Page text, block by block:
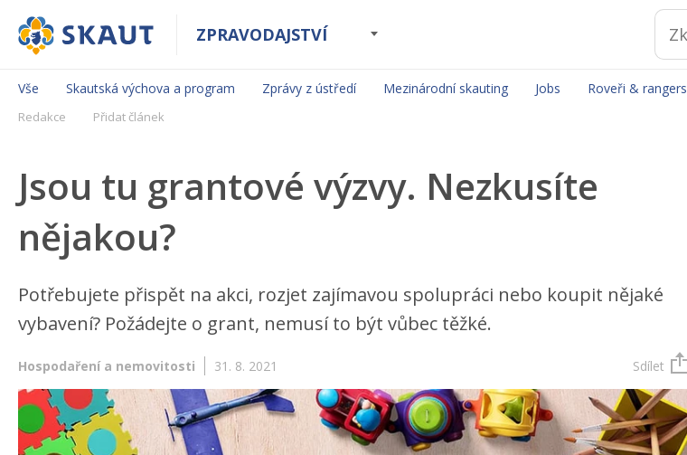
ZPRAVODAJSTVÍ
Vše Skautská výchova a program Zprávy z ústředí Mezinárodní skauting Jobs Roveři & rangers
Redakce Přidat článek
Jsou tu grantové výzvy. Nezkusíte
nějakou?
Potřebujete přispět na akci, rozjet zajímavou spolupráci nebo koupit nějaké
vybavení? Požádejte o grant, nemusí to být vůbec těžké.
Hospodaření a nemovitosti 31. 8. 2021 Sdílet